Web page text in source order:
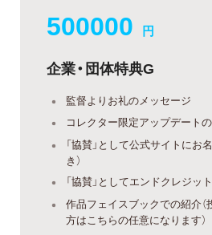
500000 円
企業・団体特典G
監督よりお礼のメッセージ
コレクター限定アップデート
「協賛」として公式サイトにお
き）
「協賛」としてエンドクレジッ
作品フェイスブックでの紹介
方はこちらの任意になります）